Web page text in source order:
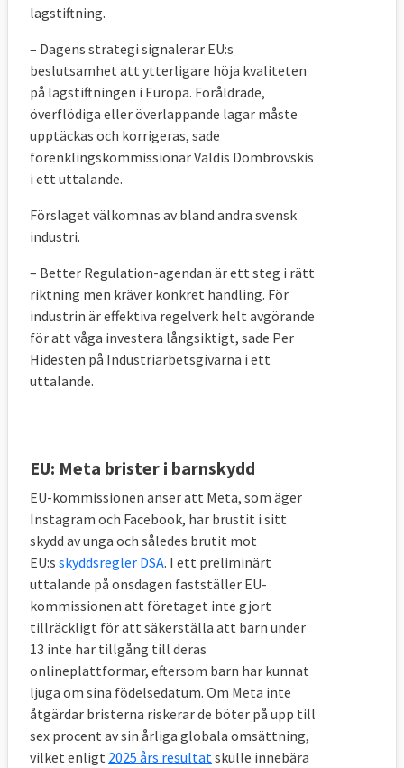
lagstiftning.
– Dagens strategi signalerar EU:s
beslutsamhet att ytterligare höja kvaliteten
på lagstiftningen i Europa. Föråldrade,
överflödiga eller överlappande lagar måste
upptäckas och korrigeras, sade
förenklingskommissionär Valdis Dombrovskis
i ett uttalande.
Förslaget välkomnas av bland andra svensk
industri.
– Better Regulation-agendan är ett steg i rätt
riktning men kräver konkret handling. För
industrin är effektiva regelverk helt avgörande
för att våga investera långsiktigt, sade Per
Hidesten på Industriarbetsgivarna i ett
uttalande.
EU: Meta brister i barnskydd
EU-kommissionen anser att Meta, som äger
Instagram och Facebook, har brustit i sitt
skydd av unga och således brutit mot
EU:s skyddsregler DSA. I ett preliminärt
uttalande på onsdagen fastställer EU-
kommissionen att företaget inte gjort
tillräckligt för att säkerställa att barn under
13 inte har tillgång till deras
onlineplattformar, eftersom barn har kunnat
ljuga om sina födelsedatum. Om Meta inte
åtgärdar bristerna riskerar de böter på upp till
sex procent av sin årliga globala omsättning,
vilket enligt 2025 års resultatskulle innebära